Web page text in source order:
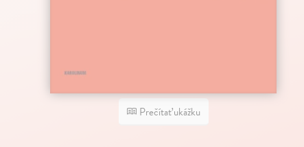
Prečítať ukážku